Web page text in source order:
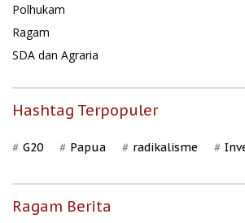
Polhukam
Ragam
SDA dan Agraria
Hashtag Terpopuler
G20 Papua radikalisme
Ragam Berita